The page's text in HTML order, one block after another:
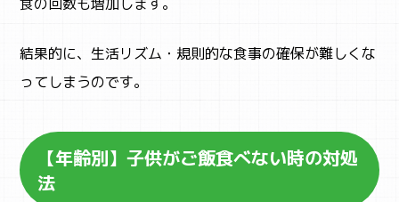
結果的に、生活リズム・規則的な食事の確保が難しくな
ってしまうのです。
【年齢別】子供がご飯食べない時の対処
法